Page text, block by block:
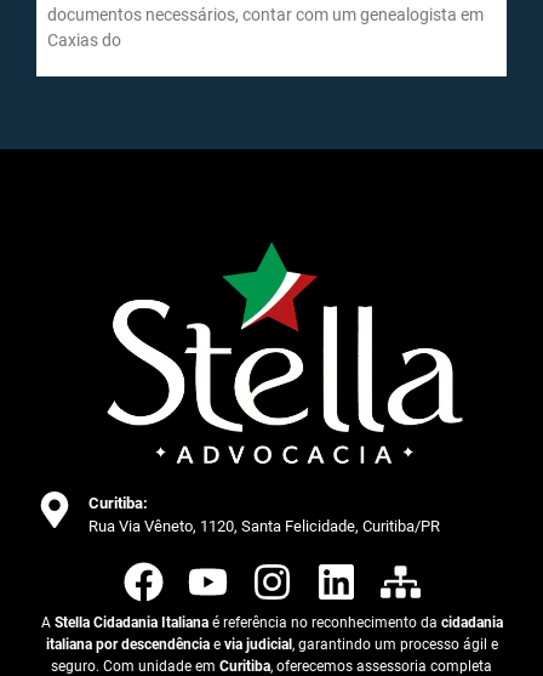
documentos necessários, contar com um genealogista em
Caxias do
Curitiba:
Rua Via Vêneto, 1120, Santa Felicidade, Curitiba/PR
A Stella Cidadania Italianaé referência no reconhecimento da cidadania
italiana por descendênciae via judicial, garantindo um processo ágil e
seguro. Com unidade em Curitiba, oferecemos assessoria completa